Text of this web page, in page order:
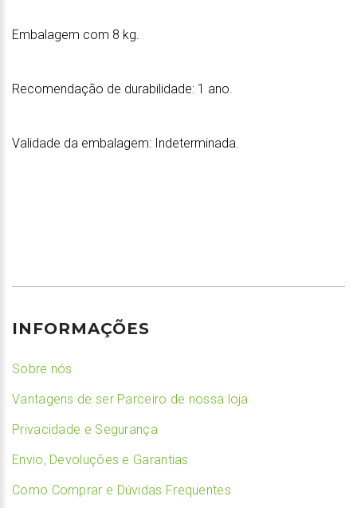
Embalagem com 8 kg.
Recomendação de durabilidade: 1 ano.
Validade da embalagem: Indeterminada.
INFORMAÇÕES
Sobre nós
Vantagens de ser Parceiro de nossa loja
Privacidade e Segurança
Envio, Devoluções e Garantias
Como Comprar e Dúvidas Frequentes